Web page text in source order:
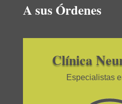
A sus Órdenes
Clínica
Especialistas